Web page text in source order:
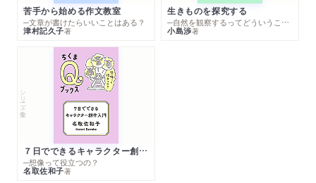
苦手から始める作文教室
─文章が書けたらいいことはある？
津村記久子著
生きものを探究する
─自然を観察するってどういうこと？
小島渉著
シリーズ・全集
７日でできるキャラクター創作入門
─想像って役立つの？
名取佐和子著